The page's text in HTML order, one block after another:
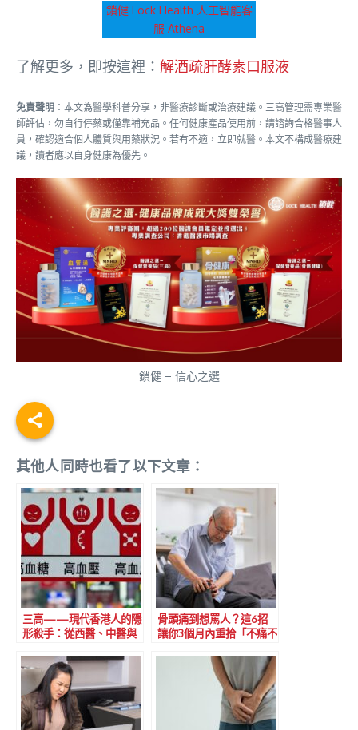
鎖健 Lock Health 人工智能客
服 Athena
了解更多，即按這裡： 解酒疏肝酵素口服液
免責聲明 ：本文為醫學科普分享，非醫療診斷或治療建議。三高管理需專業醫
師評估，勿自行停藥或僅靠補充品。任何健康產品使用前，請諮詢合格醫事人
員，確認適合個人體質與用藥狀況。若有不適，立即就醫。本文不構成醫療建
議，讀者應以自身健康為優先。
鎖健 – 信心之選
其他人同時也看了以下文章：
三高——現代香港人的隱
形殺手：從西醫、中醫與
骨頭痛到想罵人？這6招
讓你3個月內重拾「不痛不